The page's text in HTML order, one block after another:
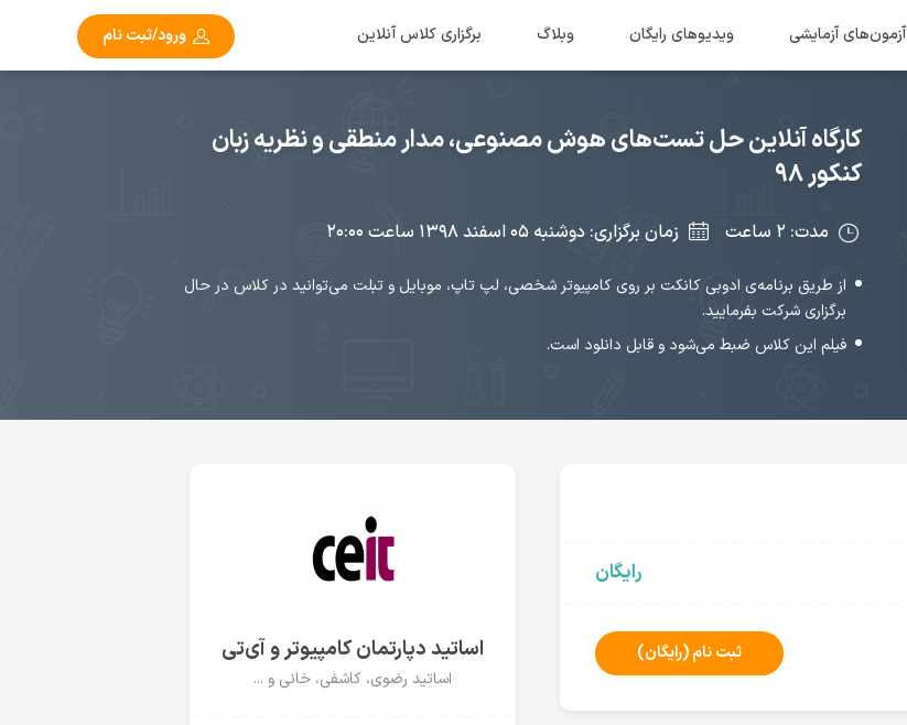
ورود/ثبت نام آزمون‌های آزمایشی ویدیو‌های رایگان وبلاگ برگزاری کلاس آنلاین
کارگاه آنلاین حل تست‌های هوش مصنوعی، مدار منطقی و نظریه زبان
کنکور ۹۸
مدت: ۲ ساعت زمان برگزاری: دوشنبه ۰۵ اسفند ۱۳۹۸‌ ساعت ۲۰:۰۰
از طریق برنامه‌ی ادوبی کانکت بر روی کامپیوتر شخصی، لپ تاپ، موبایل و تبلت می‌توانید در کلاس در حال
برگزاری شرکت بفرمایید.
فیلم این کلاس ضبط می‌شود و قابل دانلود است.
رایگان
ثبت نام(رایگان) اساتید دپارتمان کامپیوتر و آی‌تی
اساتید رضوی، کاشفی، خانی و ...